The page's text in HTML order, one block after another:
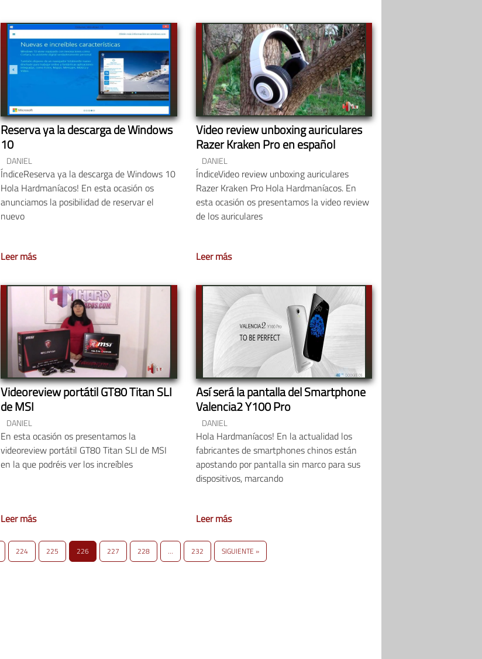
Reserva ya la descarga de Windows
10
DANIEL
ÍndiceReserva ya la descarga de Windows 10
Hola Hardmaníacos! En esta ocasión os
anunciamos la posibilidad de reservar el
nuevo
Leer más
Video review unboxing auriculares
Razer Kraken Pro en español
DANIEL
ÍndiceVideo review unboxing auriculares
Razer Kraken Pro Hola Hardmaníacos. En
esta ocasión os presentamos la video review
de los auriculares
Leer más
Videoreview portátil GT80 Titan SLI
de MSI
DANIEL
En esta ocasión os presentamos la
videoreview portátil GT80 Titan SLI de MSI
en la que podréis ver los increíbles
Leer más
Así será la pantalla del Smartphone
Valencia2 Y100 Pro
DANIEL
Hola Hardmaníacos! En la actualidad los
fabricantes de smartphones chinos están
apostando por pantalla sin marco para sus
dispositivos, marcando
Leer más
224 225 226 227 228 … 232 SIGUIENTE »